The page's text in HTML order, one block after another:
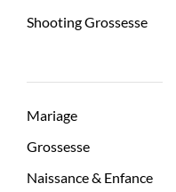
Shooting Grossesse
Mariage
Grossesse
Naissance & Enfance